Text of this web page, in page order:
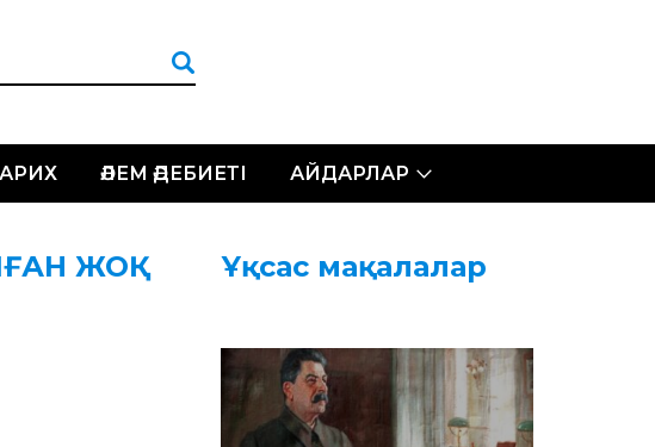
ӘЛЕМ ӘДЕБИЕТІ АЙДАРЛАР
ЖОҚ Ұқсас мақалалар